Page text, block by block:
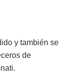
y también se
de